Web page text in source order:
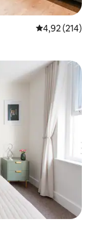
4,92 av 5 i
4,92 (214)